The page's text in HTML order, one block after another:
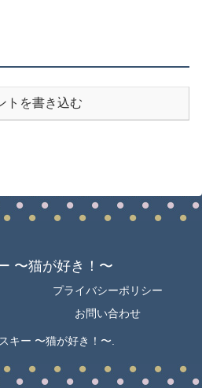
トを書き込む
〜猫が好き！〜
プライバシーポリシー
お問い合わせ
キー 〜猫が好き！〜.